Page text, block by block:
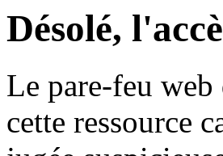
Désolé,
Le pare-feu web
cette ressource